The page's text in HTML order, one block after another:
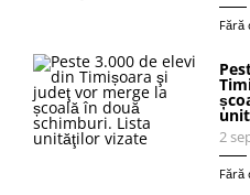
Fără
2
Fără